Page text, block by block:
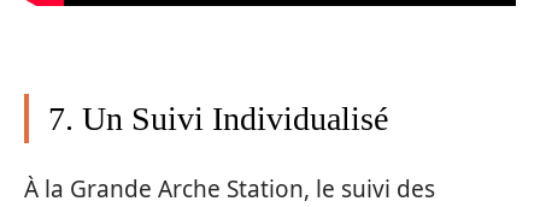
7. Un Suivi Individualisé
À la Grande Arche Station, le suivi des